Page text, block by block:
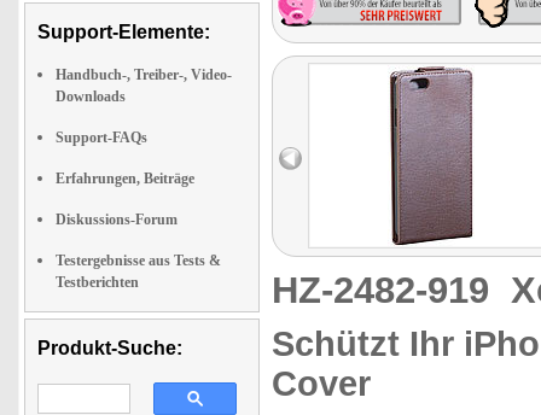
Support-Elemente:
Handbuch-, Treiber-, Video-
Downloads
Support-FAQs
Erfahrungen, Beiträge
Diskussions-Forum
Testergebnisse aus Tests &
Testberichten
Produkt-Suche:
HZ-2482-919
Schützt Ihr
Cover